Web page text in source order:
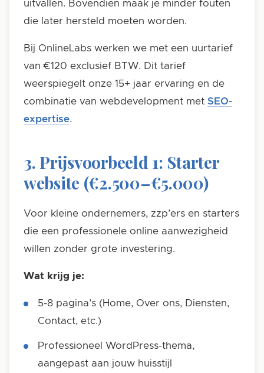
uitvallen. Bovendien maak je minder fouten
die later hersteld moeten worden.
Bij OnlineLabs werken we met een uurtarief
van €120 exclusief BTW. Dit tarief
weerspiegelt onze 15+ jaar ervaring en de
combinatie van webdevelopment met SEO-
expertise.
3. Prijsvoorbeeld 1: Starter
website (€2.500–€5.000)
Voor kleine ondernemers, zzp’ers en starters
die een professionele online aanwezigheid
willen zonder grote investering.
Wat krijg je:
5-8 pagina’s (Home, Over ons, Diensten,
Contact, etc.)
Professioneel WordPress-thema,
aangepast aan jouw huisstijl